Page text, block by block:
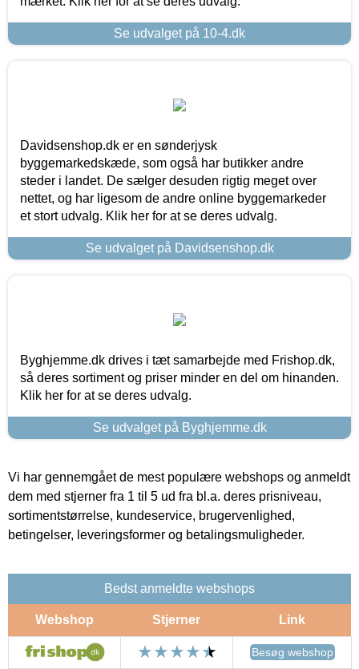
Se udvalget på 10-4.dk
Davidsenshop.dk er en sønderjysk
byggemarkedskæde, som også har butikker andre
steder i landet. De sælger desuden rigtig meget over
nettet, og har ligesom de andre online byggemarkeder
et stort udvalg. Klik her for at se deres udvalg.
Se udvalget på Davidsenshop.dk
Byghjemme.dk drives i tæt samarbejde med Frishop.dk,
så deres sortiment og priser minder en del om hinanden.
Klik her for at se deres udvalg.
Se udvalget på Byghjemme.dk
Vi har gennemgået de mest populære webshops og anmeldt
dem med stjerner fra 1 til 5 ud fra bl.a. deres prisniveau,
sortimentstørrelse, kundeservice, brugervenlighed,
betingelser, leveringsformer og betalingsmuligheder.
Bedst anmeldte webshops
Webshop Stjerner Link
Besøg webshop